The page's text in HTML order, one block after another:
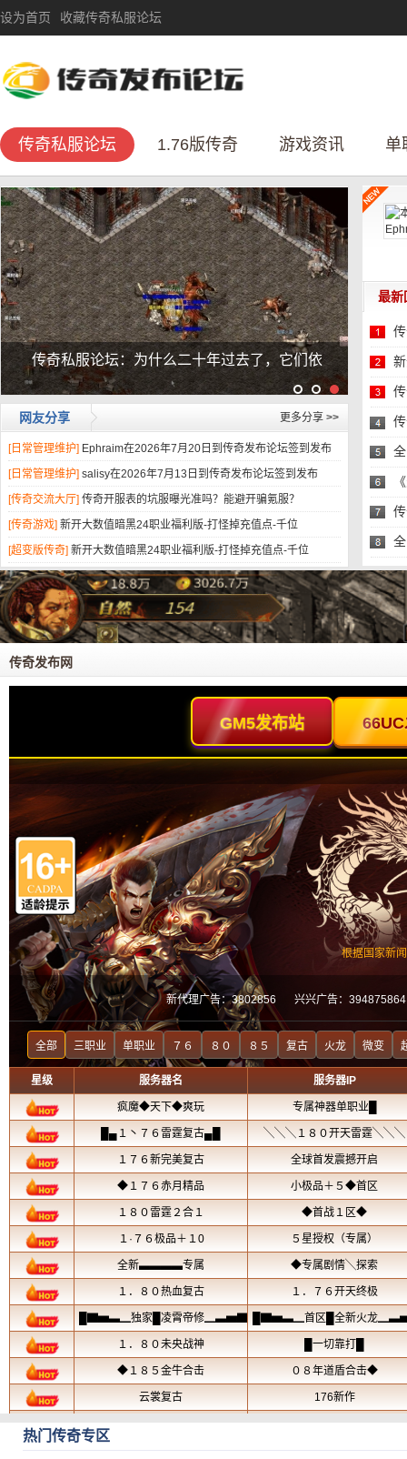
设为首页 收藏传奇私服论坛
传奇私服论坛 1.76版传奇 游戏资讯 单
传奇论坛
网友分享 更多分享 >>
[日常管理维护] Ephraim在2026年7月20日到传奇发布论坛签到发布
[日常管理维护] salisy在2026年7月13日到传奇发布论坛签到发布
[传奇交流大厅] 传奇开服表的坑服曝光准吗？能避开骗氪服？
[传奇游戏] 新开大数值暗黑24职业福利版-打怪掉充值点-千位
[超变版传奇] 新开大数值暗黑24职业福利版-打怪掉充值点-千位
最新
传奇发布网
热门传奇专区